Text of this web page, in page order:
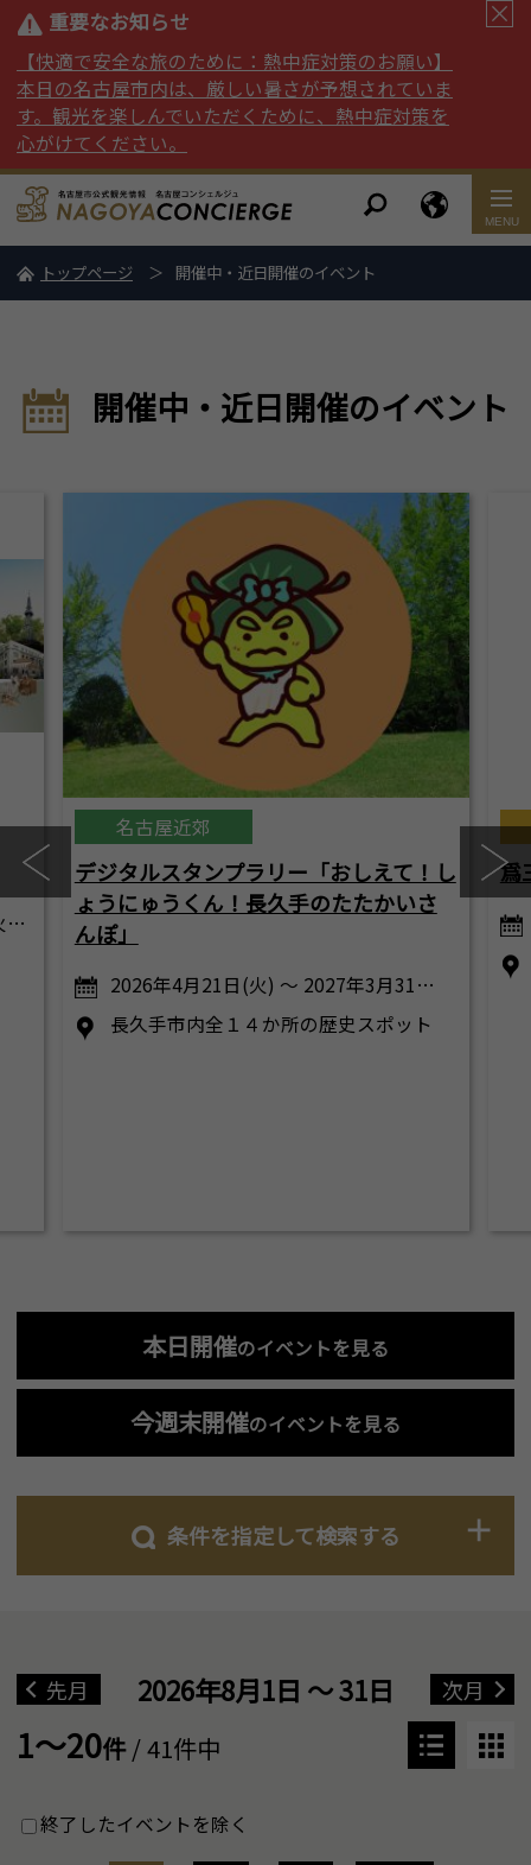
重要なお知らせ
【快適で安全な旅のために：熱中症対策のお願い】
本日の名古屋市内は、厳しい暑さが予想されていま
す。観光を楽しんでいただくために、熱中症対策を
心がけてください。
トップページ 開催中・近日開催のイベント
開催中・近日開催のイベント
…
名古屋近郊
デジタルスタンプラリー「おしえて！し
ょうにゅうくん！長久手のたたかいさ
んぽ」
2026年4月21日(火) ～ 2027年3月31…
長久手市内全１４か所の歴史スポット
爲
本日開催のイベントを見る
今週末開催のイベントを見る
条件を指定して検索する
先月 2026年8月1日 ～ 31日 次月
1～20件/ 41件中
終了したイベントを除く